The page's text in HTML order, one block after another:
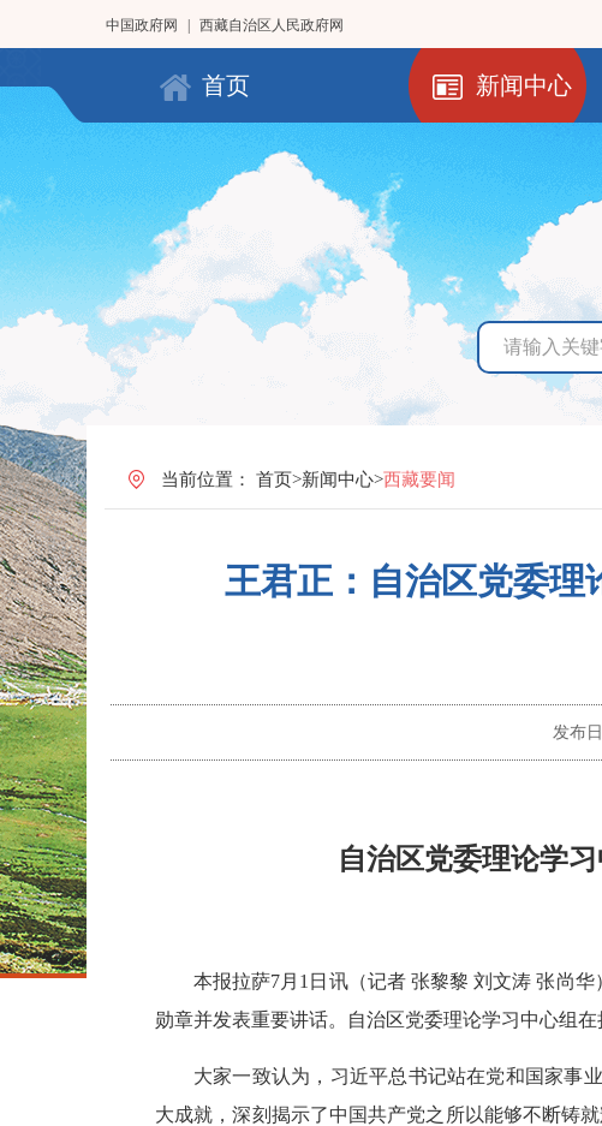
中国政府网 西藏自治区人民政府网
首页 新闻中心
当前位置： 首页>新闻中心>西藏要闻
王君正：自治区党委理
发布
自治区党委理论学
本报拉萨7月1日讯（记者 张黎黎 刘文涛 张尚
勋章并发表重要讲话。自治区党委理论学习中心组
大家一致认为，习近平总书记站在党和国家事
大成就，深刻揭示了中国共产党之所以能够不断铸